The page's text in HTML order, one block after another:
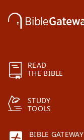
READ
THE BIBLE
STUDY
TOOLS
BIBLE GATEWAY